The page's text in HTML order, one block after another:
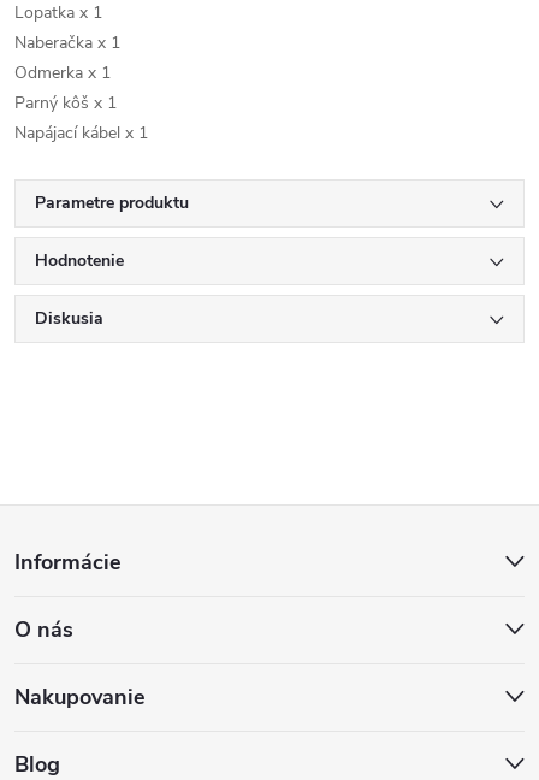
Lopatka x 1
Naberačka x 1
Odmerka x 1
Parný kôš x 1
Napájací kábel x 1
Parametre produktu
Hodnotenie
Diskusia
p
ä
Informácie
O nás
Nakupovanie
Blog